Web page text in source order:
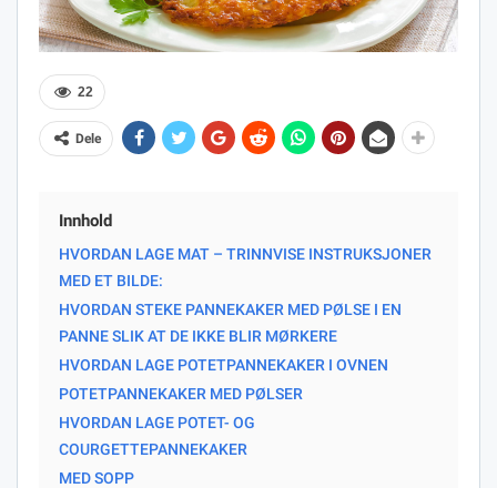
22
Dele
Innhold
HVORDAN LAGE MAT – TRINNVISE INSTRUKSJONER
MED ET BILDE:
HVORDAN STEKE PANNEKAKER MED PØLSE I EN
PANNE SLIK AT DE IKKE BLIR MØRKERE
HVORDAN LAGE POTETPANNEKAKER I OVNEN
POTETPANNEKAKER MED PØLSER
HVORDAN LAGE POTET- OG
COURGETTEPANNEKAKER
MED SOPP